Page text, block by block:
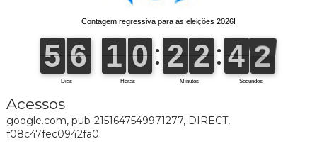
Acessos
google.com, pub-2151647549971277, DIRECT,
f08c47fec0942fa0